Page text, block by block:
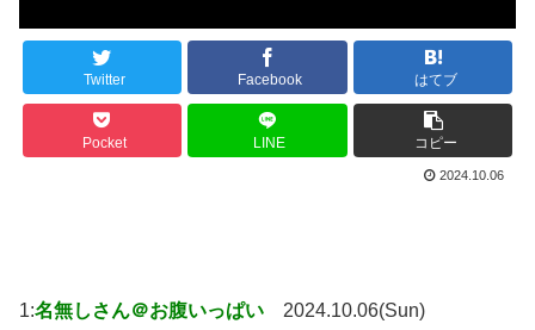
Twitter Facebook はてブ
Pocket LINE コピー
2024.10.06
1:名無しさん＠お腹いっぱい 2024.10.06(Sun)